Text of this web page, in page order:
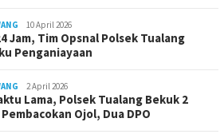
10 April 2026
Jam, Tim Opsnal Polsek Tualang
Penganiayaan
2 April 2026
Lama, Polsek Tualang Bekuk 2
Ojol, Dua DPO